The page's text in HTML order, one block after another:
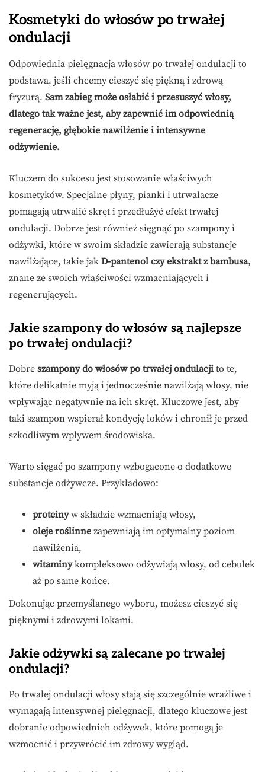
Kosmetyki do włosów po trwałej
ondulacji
Odpowiednia pielęgnacja włosów po trwałej ondulacji to
podstawa, jeśli chcemy cieszyć się piękną i zdrową
fryzurą. Sam zabieg może osłabić i przesuszyć włosy,
dlatego tak ważne jest, aby zapewnić im odpowiednią
regenerację, głębokie nawilżenie i intensywne
odżywienie.
Kluczem do sukcesu jest stosowanie właściwych
kosmetyków. Specjalne płyny, pianki i utrwalacze
pomagają utrwalić skręt i przedłużyć efekt trwałej
ondulacji. Dobrze jest również sięgnąć po szampony i
odżywki, które w swoim składzie zawierają substancje
nawilżające, takie jak D-pantenol czy ekstrakt z bambusa,
znane ze swoich właściwości wzmacniających i
regenerujących.
Jakie szampony do włosów są najlepsze
po trwałej ondulacji?
Dobre szampony do włosów po trwałej ondulacji to te,
które delikatnie myją i jednocześnie nawilżają włosy, nie
wpływając negatywnie na ich skręt. Kluczowe jest, aby
taki szampon wspierał kondycję loków i chronił je przed
szkodliwym wpływem środowiska.
Warto sięgać po szampony wzbogacone o dodatkowe
substancje odżywcze. Przykładowo:
proteinyw składzie wzmacniają włosy,
oleje roślinne zapewniają im optymalny poziom
nawilżenia,
witaminykompleksowo odżywiają włosy, od cebulek
aż po same końce.
Dokonując przemyślanego wyboru, możesz cieszyć się
pięknymi i zdrowymi lokami.
Jakie odżywki są zalecane po trwałej
ondulacji?
Po trwałej ondulacji włosy stają się szczególnie wrażliwe i
wymagają intensywnej pielęgnacji, dlatego kluczowe jest
dobranie odpowiednich odżywek, które pomogą je
wzmocnić i przywrócić im zdrowy wygląd.